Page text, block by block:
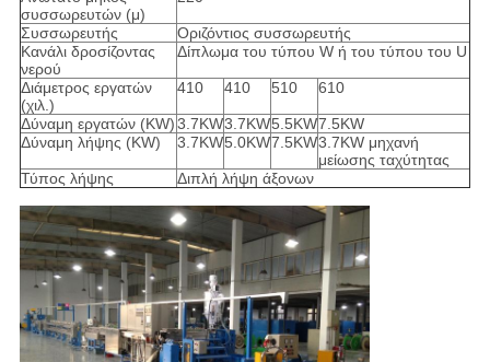
συσσωρευτών (μ)
Συσσωρευτής
Οριζόντιος συσσωρευτής
Κανάλι δροσίζοντας
νερού
Δίπλωμα του τύπου W ή του τύπου του U
Διάμετρος εργατών
(χιλ.)
410 410 510 610
Δύναμη εργατών (KW)3.7KW3.7KW5.5KW7.5KW
Δύναμη λήψης (KW)
3.7KW5.0KW7.5KW3.7KW μηχανή
μείωσης ταχύτητας
Τύπος λήψης
Διπλή λήψη άξονων